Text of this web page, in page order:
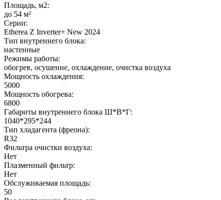
Площадь, м2:
до 54 м²
Серии:
Etherea Z Inverter+ New 2024
Тип внутреннего блока:
настенные
Режимы работы:
обогрев, осушение, охлаждение, очистка воздуха
Мощность охлаждения:
5000
Мощность обогрева:
6800
Габариты внутреннего блока Ш*В*Г:
1040*295*244
Тип хладагента (фреона):
R32
Фильтра очистки воздуха:
Нет
Плазменный фильтр:
Нет
Обслуживаемая площадь:
50